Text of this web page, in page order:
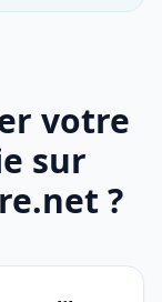
votre
sur
?